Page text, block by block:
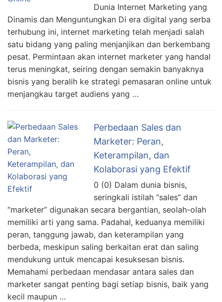
Dunia Internet Marketing yang
Dinamis dan Menguntungkan Di era digital yang serba
terhubung ini, internet marketing telah menjadi salah
satu bidang yang paling menjanjikan dan berkembang
pesat. Permintaan akan internet marketer yang handal
terus meningkat, seiring dengan semakin banyaknya
bisnis yang beralih ke strategi pemasaran online untuk
menjangkau target audiens yang …
Perbedaan Sales dan
Marketer: Peran,
Keterampilan, dan
Kolaborasi yang Efektif
0 (0) Dalam dunia bisnis,
seringkali istilah “sales” dan
“marketer” digunakan secara bergantian, seolah-olah
memiliki arti yang sama. Padahal, keduanya memiliki
peran, tanggung jawab, dan keterampilan yang
berbeda, meskipun saling berkaitan erat dan saling
mendukung untuk mencapai kesuksesan bisnis.
Memahami perbedaan mendasar antara sales dan
marketer sangat penting bagi setiap bisnis, baik yang
kecil maupun …